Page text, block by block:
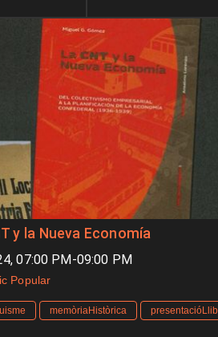
y la Nueva Economía
07:00 PM-09:00 PM
Popular
memòriaHistòrica